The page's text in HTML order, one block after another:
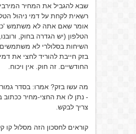
שבא להגביל את המחיר
רשאית לקחת על דמי ניהול
אומר שאם אתה לא משתמש
הטלפון (יש הגדרה בחוק,
השיחות בסלולרי לא
בזק חייבת להוריד לחצי את
החודשיים. זה חוק. אין ויכוח.
מה עשו בזק? אמרו: בסדר
- נתן לו את החצי-מחיר ככתוב
צריך לבקש.
קוראים לחסכון הזה מסלול קו